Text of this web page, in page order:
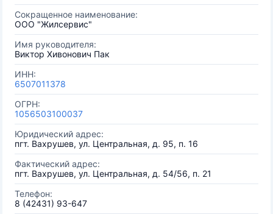
Сокращенное наименование:
ООО "Жилсервис"
Имя руководителя:
Виктор Хивонович Пак
ИНН:
6507011378
ОГРН:
1056503100037
Юридический адрес:
пгт. Вахрушев, ул. Центральная, д. 95, п. 16
Фактический адрес:
пгт. Вахрушев, ул. Центральная, д. 54/56, п. 21
Телефон:
8 (42431) 93-647